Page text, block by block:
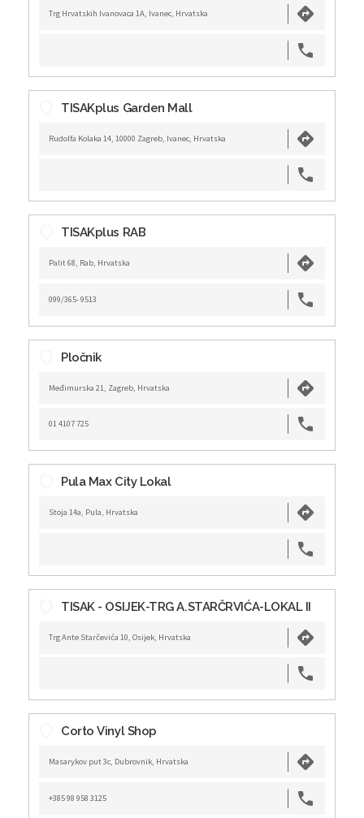
Trg Hrvatskih Ivanovaca 1A, Ivanec, Hrvatska
TISAKplus Garden Mall
Rudolfa Kolaka 14, 10000 Zagreb, Ivanec, Hrvatska
TISAKplus RAB
Palit 68, Rab, Hrvatska
099/365- 9513
Pločnik
Međimurska 21, Zagreb, Hrvatska
01 4107 725
Pula Max City Lokal
Stoja 14a, Pula, Hrvatska
TISAK - OSIJEK-TRG A.STARČRVIĆA-LOKAL II
Trg Ante Starčevića 10, Osijek, Hrvatska
Corto Vinyl Shop
Masarykov put 3c, Dubrovnik, Hrvatska
+385 98 958 3125